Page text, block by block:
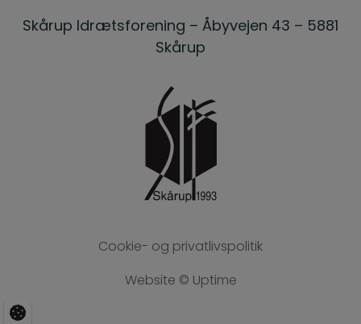
Skårup Idrætsforening – Åbyvejen 43 – 5881
Skårup
Cookie- og privatlivspolitik
Website © Uptime